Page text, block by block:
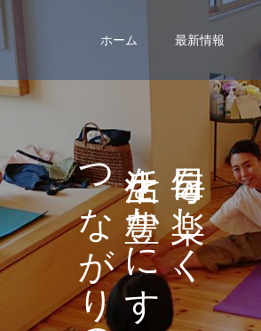
ホーム 最新情報
を
し
く
、
を
か
に
す
つ
な
が
り